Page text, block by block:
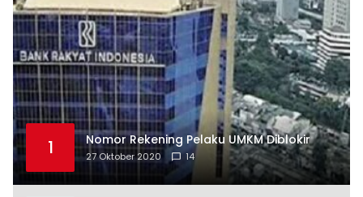
1 Nomor Rekening Pelaku UMKM Diblokir
27 Oktober 2020 14